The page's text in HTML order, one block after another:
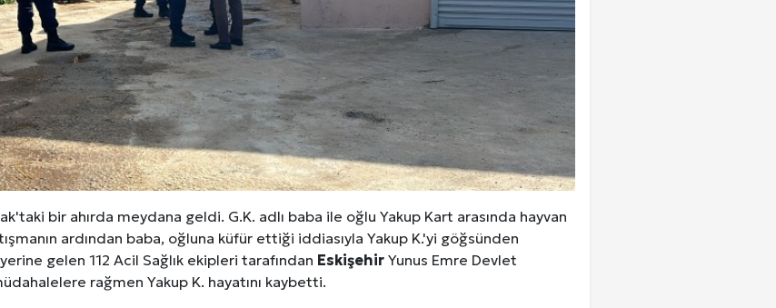
bir ahırda meydana geldi. G.K. adlı baba ile oğlu Yakup Kart arasında hayvan
ardından baba, oğluna küfür ettiği iddiasıyla Yakup K.'yi göğsünden
gelen 112 Acil Sağlık ekipleri tarafından EskişehirYunus Emre Devlet
rağmen Yakup K. hayatını kaybetti.